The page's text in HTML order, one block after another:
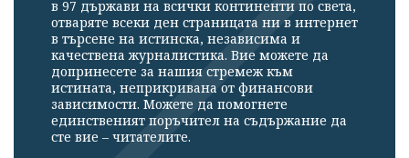
в 97 държави на всички континенти по света,
отваряте всеки ден страницата ни в интернет
в търсене на истинска, независима и
качествена журналистика. Вие можете да
допринесете за нашия стремеж към
истината, неприкривана от финансови
зависимости. Можете да помогнете
единственият поръчител на съдържание да
сте вие – читателите.